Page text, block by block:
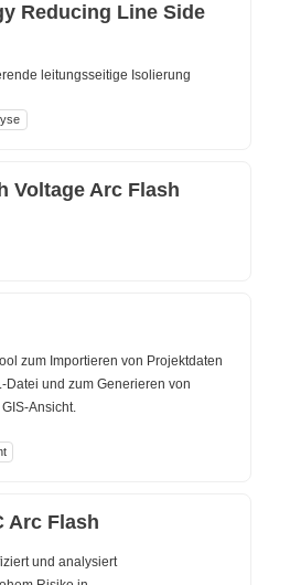
Reducing Line Side
leitungsseitige Isolierung
Voltage Arc Flash
zum Importieren von Projektdaten
Datei und zum Generieren von
Ansicht.
Arc Flash
und analysiert